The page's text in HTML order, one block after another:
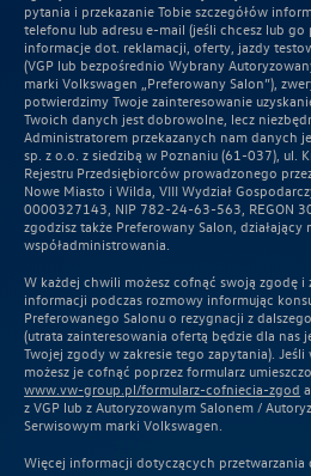
pytania i przekazanie Tobie szczegółów
telefonu lub adresu e-mail (jeśli chcesz lub go
informacje dot. reklamacji, oferty, jazdy
(VGP lub bezpośrednio Wybrany
marki Volkswagen „Preferowany Salon”),
potwierdzimy Twoje zainteresowanie
Twoich danych jest dobrowolne, lecz
Administratorem przekazanych nam danych
sp. z o.o. z siedzibą w Poznaniu (61-037), ul.
Rejestru Przedsiębiorców prowadzonego
Nowe Miasto i Wilda, VIII Wydział
0000327143, NIP 782-24-63-563, REGON
zgodzisz także Preferowany Salon, działający
współadministrowania.
W każdej chwili możesz cofnąć swoją zgodę i
informacji podczas rozmowy informując
Preferowanego Salonu o rezygnacji z
(utrata zainteresowania ofertą będzie dla nas
Twojej zgody w zakresie tego zapytania).
możesz je cofnąć poprzez formularz
www.vw-group.pl/formularz-cofniecia-zgod
z VGP lub z Autoryzowanym Salonem /
Serwisowym marki Volkswagen.
Więcej informacji dotyczących przetwarzania